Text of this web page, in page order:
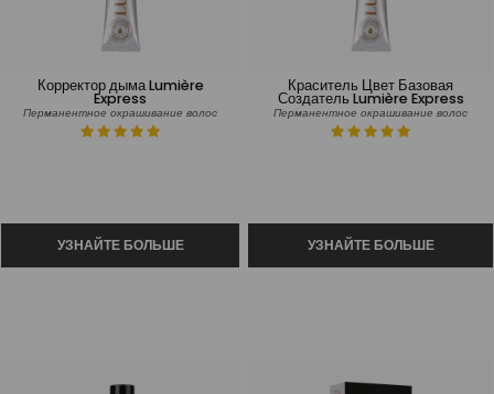
Корректор дыма Lumière
Express
Перманентное окрашивание волос
Краситель Цвет Базовая
Создатель Lumière Express
Перманентное окрашивание волос